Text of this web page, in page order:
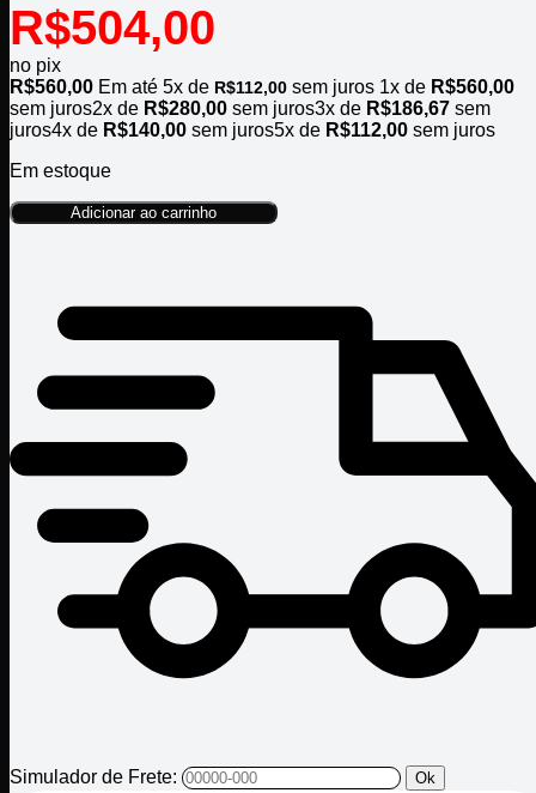
R$504,00
no pix
R$560,00 Em até 5x de R$112,00 sem juros 1x de R$560,00
sem juros2x de R$280,00 sem juros3x de R$186,67 sem
juros4x de R$140,00 sem juros5x de R$112,00 sem juros
Em estoque
Adicionar ao carrinho
Simulador de Frete: Ok